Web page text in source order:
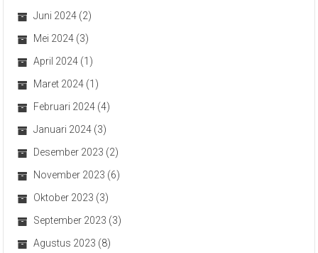
Juni 2024 (2)
Mei 2024 (3)
April 2024 (1)
Maret 2024 (1)
Februari 2024 (4)
Januari 2024 (3)
Desember 2023 (2)
November 2023 (6)
Oktober 2023 (3)
September 2023 (3)
Agustus 2023 (8)